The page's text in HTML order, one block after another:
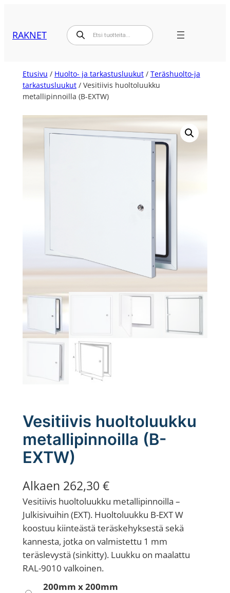
RAKNET Products
search
Etusivu / Huolto- ja tarkastusluukut/ Teräshuolto-ja
tarkastusluukut/ Vesitiivis huoltoluukku
metallipinnoilla (B-EXTW)
Vesitiivis huoltoluukku
metallipinnoilla (B-
EXTW)
Alkaen 262,30 €
Vesitiivis huoltoluukku metallipinnoilla –
Julkisivuihin (EXT). Huoltoluukku B-EXT W
koostuu kiinteästä teräskehyksestä sekä
kannesta, jotka on valmistettu 1 mm
teräslevystä (sinkitty). Luukku on maalattu
RAL-9010 valkoinen.
200mm x 200mm